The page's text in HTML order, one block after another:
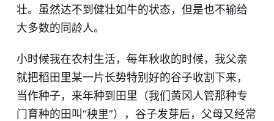
壮。虽然达不到健壮如牛的状态，但是也不输给
大多数的同龄人。
小时候我在农村生活，每年秋收的时候，我父亲
就把稻田里某一片长势特别好的谷子收割下来，
当作种子，来年种到田里（我们黄冈人管那种专
门育种的田叫“秧里”），谷子发芽后，父母又经常